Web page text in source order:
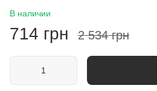
В наличии
714 грн 2 534 грн